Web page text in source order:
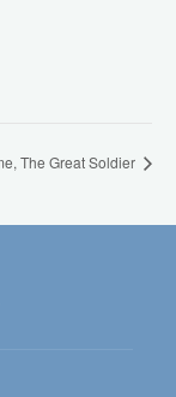
The Great Soldier